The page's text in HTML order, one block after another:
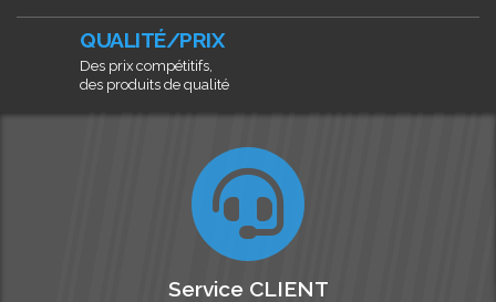
QUALITÉ/PRIX
Des prix compétitifs,
des produits de qualité
Service CLIENT